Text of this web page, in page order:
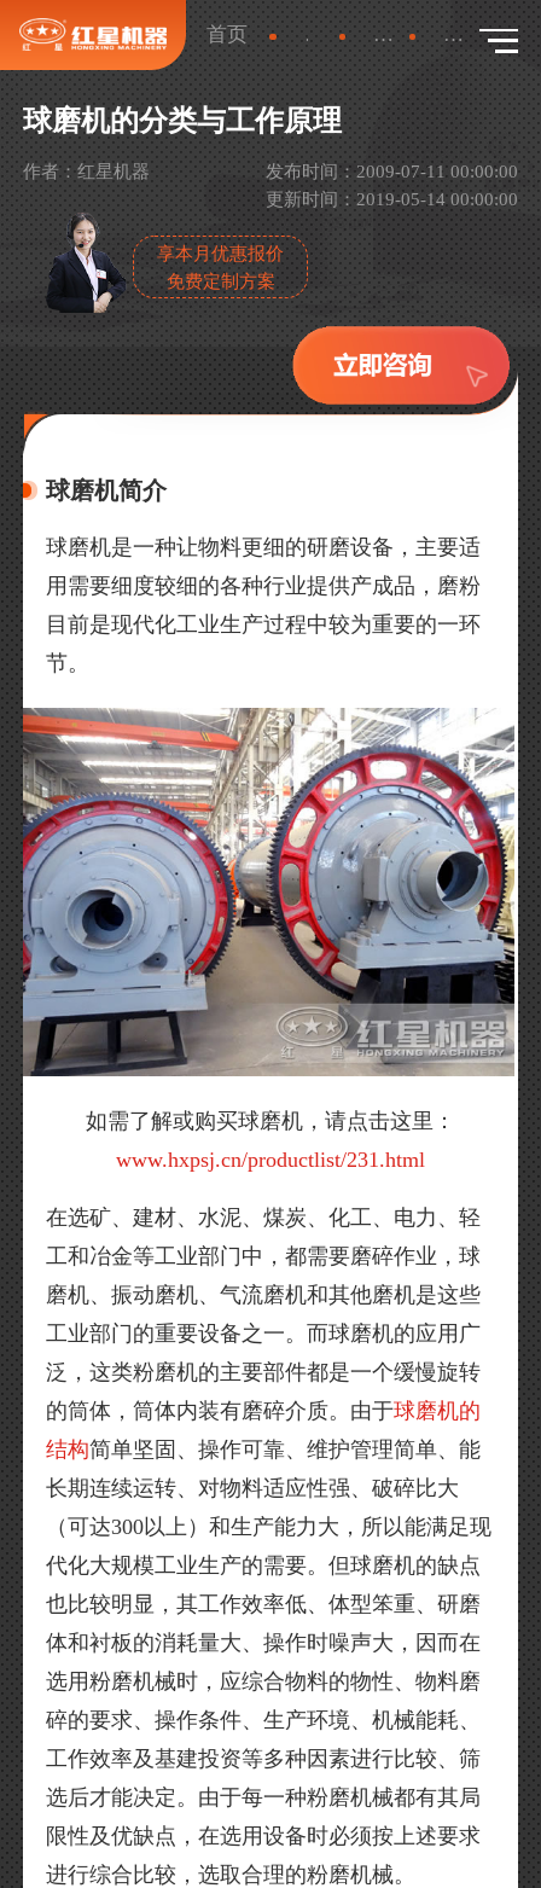
首页 新闻 产品新闻 详情
球磨机的分类与工作原理
作者：红星机器
发布时间：2009-07-11 00:00:00
更新时间：2019-05-14 00:00:00
享本月优惠报价
免费定制方案
球磨机简介
球磨机是一种让物料更细的研磨设备，主要适
用需要细度较细的各种行业提供产成品，磨粉
目前是现代化工业生产过程中较为重要的一环
节。
如需了解或购买球磨机，请点击这里：
www.hxpsj.cn/productlist/231.html
在选矿、建材、水泥、煤炭、化工、电力、轻
工和冶金等工业部门中，都需要磨碎作业，球
磨机、振动磨机、气流磨机和其他磨机是这些
工业部门的重要设备之一。而球磨机的应用广
泛，这类粉磨机的主要部件都是一个缓慢旋转
的筒体，筒体内装有磨碎介质。由于球磨机的
结构简单坚固、操作可靠、维护管理简单、能
长期连续运转、对物料适应性强、破碎比大
（可达300以上）和生产能力大，所以能满足现
代化大规模工业生产的需要。但球磨机的缺点
也比较明显，其工作效率低、体型笨重、研磨
体和衬板的消耗量大、操作时噪声大，因而在
选用粉磨机械时，应综合物料的物性、物料磨
碎的要求、操作条件、生产环境、机械能耗、
工作效率及基建投资等多种因素进行比较、筛
选后才能决定。由于每一种粉磨机械都有其局
限性及优缺点，在选用设备时必须按上述要求
进行综合比较，选取合理的粉磨机械。